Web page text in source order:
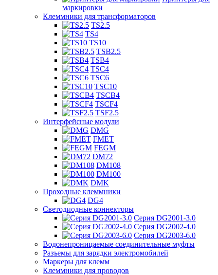
маркировки
Клеммники для трансформаторов
TS2.5
TS4
TS10
TSB2.5
TSB4
TSC4
TSC6
TSC10
TSCB4
TSCF4
TSF2.5
Интерфейсные модули
DMG
FMET
FEGM
DM72
DM108
DM100
DMK
Проходные клеммники
DG4
Светодиодные коннекторы
Серия DG2001-3.0
Серия DG2002-4.0
Серия DG2003-6.0
Водонепроницаемые соединительные муфты
Разъемы для зарядки электромобилей
Маркеры для клемм
Клеммники для проводов